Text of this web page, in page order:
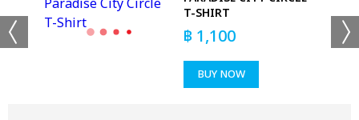
T-SHIRT
฿ 1,100
BUY NOW